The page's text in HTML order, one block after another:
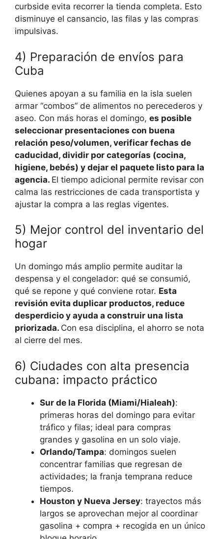
curbside evita recorrer la tienda completa. Esto
disminuye el cansancio, las filas y las compras
impulsivas.
4) Preparación de envíos para
Cuba
Quienes apoyan a su familia en la isla suelen
armar “combos” de alimentos no perecederos y
aseo. Con más horas el domingo, es posible
seleccionar presentaciones con buena
relación peso/volumen, verificar fechas de
caducidad, dividir por categorías (cocina,
higiene, bebés) y dejar el paquete listo para la
agencia. El tiempo adicional permite revisar con
calma las restricciones de cada transportista y
ajustar la compra a las reglas vigentes.
5) Mejor control del inventario del
hogar
Un domingo más amplio permite auditar la
despensa y el congelador: qué se consumió,
qué se repone y qué conviene rotar. Esta
revisión evita duplicar productos, reduce
desperdicio y ayuda a construir una lista
priorizada. Con esa disciplina, el ahorro se nota
al cierre del mes.
6) Ciudades con alta presencia
cubana: impacto práctico
Sur de la Florida (Miami/Hialeah):
primeras horas del domingo para evitar
tráfico y filas; ideal para compras
grandes y gasolina en un solo viaje.
Orlando/Tampa: domingos suelen
concentrar familias que regresan de
actividades; la franja temprana reduce
tiempos.
Houston y Nueva Jersey: trayectos más
largos se aprovechan mejor al coordinar
gasolina + compra + recogida en un único